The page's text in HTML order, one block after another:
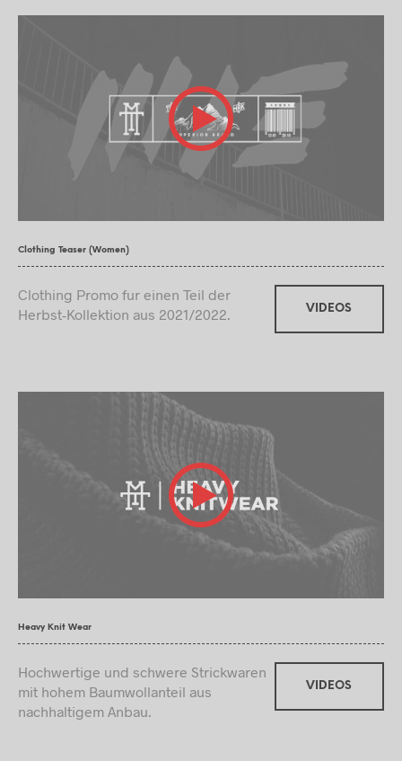
Clothing Teaser (Women)
Clothing Promo fur einen Teil der
Herbst-Kollektion aus 2021/2022.
VIDEOS
Heavy Knit Wear
Hochwertige und schwere Strickwaren
mit hohem Baumwollanteil aus
nachhaltigem Anbau.
VIDEOS